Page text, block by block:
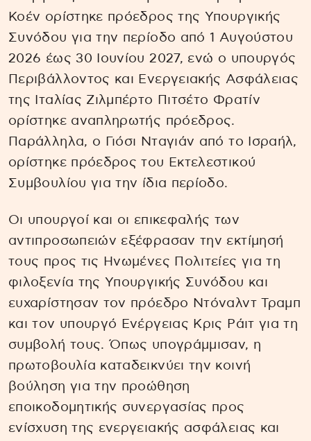
Κοέν ορίστηκε πρόεδρος της Υπουργικής
Συνόδου για την περίοδο από 1 Αυγούστου
2026 έως 30 Ιουνίου 2027, ενώ ο υπουργός
Περιβάλλοντος και Ενεργειακής Ασφάλειας
της Ιταλίας Ζιλμπέρτο Πιτσέτο Φρατίν
ορίστηκε αναπληρωτής πρόεδρος.
Παράλληλα, ο Γιόσι Νταγιάν από το Ισραήλ,
ορίστηκε πρόεδρος του Εκτελεστικού
Συμβουλίου για την ίδια περίοδο.
Οι υπουργοί και οι επικεφαλής των
αντιπροσωπειών εξέφρασαν την εκτίμησή
τους προς τις Ηνωμένες Πολιτείες για τη
φιλοξενία της Υπουργικής Συνόδου και
ευχαρίστησαν τον πρόεδρο Ντόναλντ Τραμπ
και τον υπουργό Ενέργειας Κρις Ράιτ για τη
συμβολή τους. Όπως υπογράμμισαν, η
πρωτοβουλία καταδεικνύει την κοινή
βούληση για την προώθηση
εποικοδομητικής συνεργασίας προς
ενίσχυση της ενεργειακής ασφάλειας και